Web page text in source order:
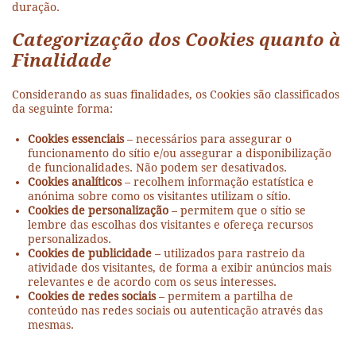
duração.
Categorização dos Cookies quanto à
Finalidade
Considerando as suas finalidades, os Cookies são classificados
da seguinte forma:
Cookies essenciais– necessários para assegurar o
funcionamento do sítio e/ou assegurar a disponibilização
de funcionalidades. Não podem ser desativados.
Cookies analíticos– recolhem informação estatística e
anónima sobre como os visitantes utilizam o sítio.
Cookies de personalização – permitem que o sítio se
lembre das escolhas dos visitantes e ofereça recursos
personalizados.
Cookies de publicidade – utilizados para rastreio da
atividade dos visitantes, de forma a exibir anúncios mais
relevantes e de acordo com os seus interesses.
Cookies de redes sociais– permitem a partilha de
conteúdo nas redes sociais ou autenticação através das
mesmas.